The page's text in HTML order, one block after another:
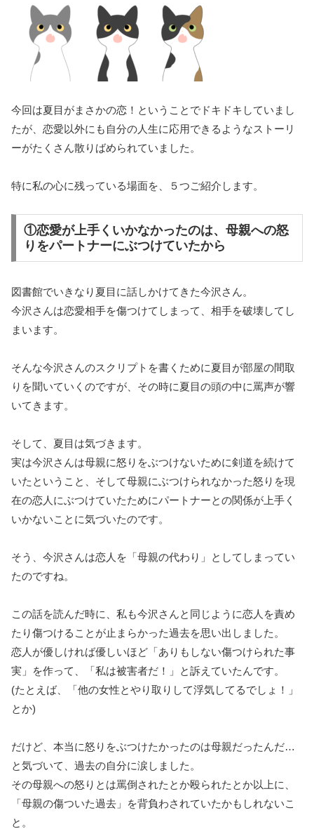
今回は夏目がまさかの恋！ということでドキドキしていまし
たが、恋愛以外にも自分の人生に応用できるようなストーリ
ーがたくさん散りばめられていました。
特に私の心に残っている場面を、５つご紹介します。
①恋愛が上手くいかなかったのは、母親への怒
りをパートナーにぶつけていたから
図書館でいきなり夏目に話しかけてきた今沢さん。
今沢さんは恋愛相手を傷つけてしまって、相手を破壊してし
まいます。
そんな今沢さんのスクリプトを書くために夏目が部屋の間取
りを聞いていくのですが、その時に夏目の頭の中に罵声が響
いてきます。
そして、夏目は気づきます。
実は今沢さんは母親に怒りをぶつけないために剣道を続けて
いたということ、そして母親にぶつけられなかった怒りを現
在の恋人にぶつけていたためにパートナーとの関係が上手く
いかないことに気づいたのです。
そう、今沢さんは恋人を「母親の代わり」としてしまってい
たのですね。
この話を読んだ時に、私も今沢さんと同じように恋人を責め
たり傷つけることが止まらかった過去を思い出しました。
恋人が優しければ優しいほど「ありもしない傷つけられた事
実」を作って、「私は被害者だ！」と訴えていたんです。
(たとえば、「他の女性とやり取りして浮気してるでしょ！」
とか)
だけど、本当に怒りをぶつけたかったのは母親だったんだ…
と気づいて、過去の自分に涙しました。
その母親への怒りとは罵倒されたとか殴られたとか以上に、
「母親の傷ついた過去」を背負わされていたかもしれないこ
と。